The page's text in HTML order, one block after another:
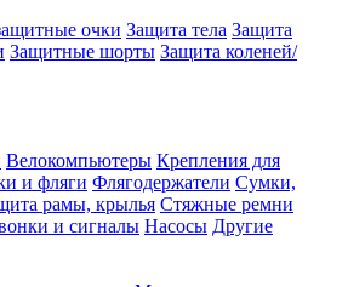
очки Защита тела Защита
Защитные шорты Защита коленей/
Велокомпьютеры Крепления для
и фляги Флягодержатели Сумки,
рамы, крылья Стяжные ремни
и сигналы Насосы Другие